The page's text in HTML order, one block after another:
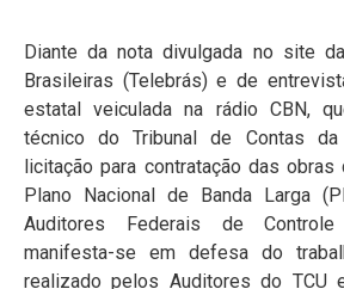
Diante da nota divulgada no site
Brasileiras (Telebrás) e de
estatal veiculada na rádio CBN,
técnico do Tribunal de Contas
licitação para contratação das
Plano Nacional de Banda Larga
Auditores Federais de Controle
manifesta-se em defesa do
realizado pelos Auditores do TCU